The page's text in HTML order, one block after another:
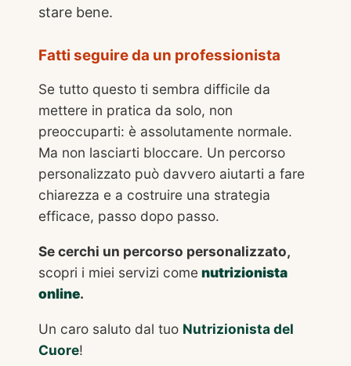
stare bene.
Fatti seguire da un professionista
Se tutto questo ti sembra difficile da
mettere in pratica da solo, non
preoccuparti: è assolutamente normale.
Ma non lasciarti bloccare. Un percorso
personalizzato può davvero aiutarti a fare
chiarezza e a costruire una strategia
efficace, passo dopo passo.
Se cerchi un percorso personalizzato,
scopri i miei servizi come nutrizionista
online.
Un caro saluto dal tuo Nutrizionista del
Cuore!